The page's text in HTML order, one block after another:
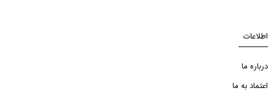
اطلاعات
درباره ما
اعتماد به ما